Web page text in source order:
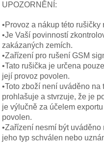
UPOZORNĚNÍ:
•Provoz a nákup této
•Je Vaší povinností
zakázaných zemích.
•Zařízení pro rušení GSM
•Tato rušička je určena
její provoz povolen.
•Toto zboží není uváděno
prohlašuje a stvrzuje, že je
je výlučně za účelem
povolen.
•Zařízení nesmí být
jeho typ schválen nebo